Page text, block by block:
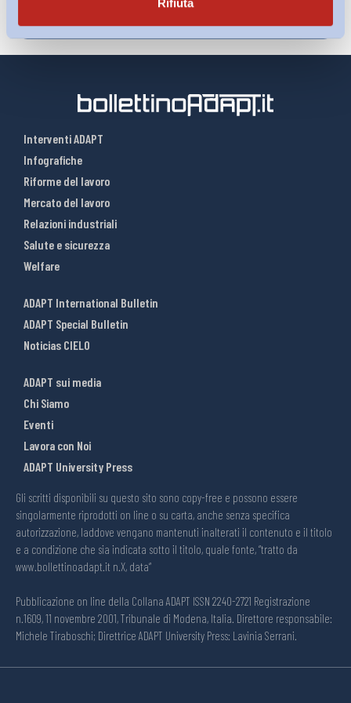
Rifiuta
Interventi ADAPT
Infografiche
Riforme del lavoro
Mercato del lavoro
Relazioni industriali
Salute e sicurezza
Welfare
ADAPT International Bulletin
ADAPT Special Bulletin
Noticias CIELO
ADAPT sui media
Chi Siamo
Eventi
Lavora con Noi
ADAPT University Press
Gli scritti disponibili su questo sito sono copy-free e possono essere
singolarmente riprodotti on line o su carta, anche senza specifica
autorizzazione, laddove vengano mantenuti inalterati il contenuto e il titolo
e a condizione che sia indicata sotto il titolo, quale fonte, “tratto da
www.bollettinoadapt.it n.X, data“
Pubblicazione on line della Collana ADAPT ISSN 2240-2721 Registrazione
n.1609, 11 novembre 2001, Tribunale di Modena, Italia. Direttore responsabile:
Michele Tiraboschi; Direttrice ADAPT University Press: Lavinia Serrani.